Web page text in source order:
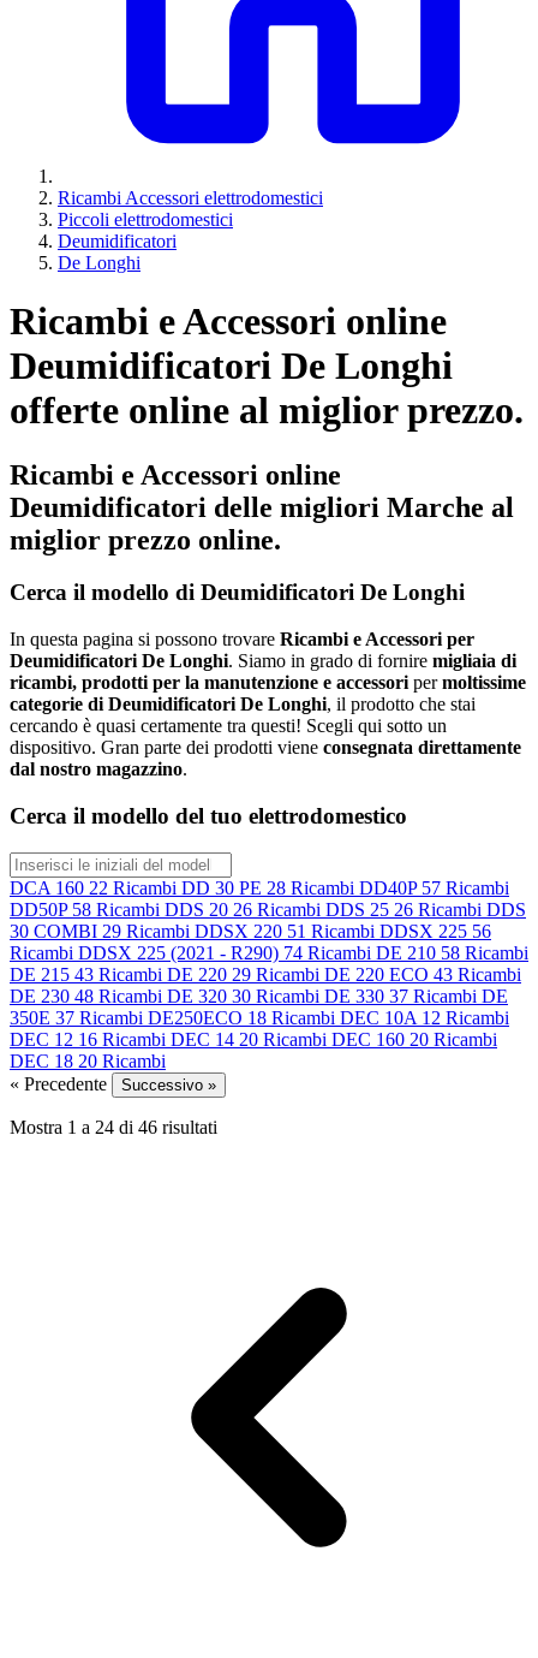
Ricambi Accessori elettrodomestici
Piccoli elettrodomestici
Deumidificatori
De Longhi
Ricambi e Accessori online
Deumidificatori De Longhi
offerte online al miglior prezzo.
Ricambi e Accessori online
Deumidificatori delle migliori Marche al
miglior prezzo online.
Cerca il modello di Deumidificatori De Longhi
In questa pagina si possono trovare Ricambi e Accessori per
Deumidificatori De Longhi. Siamo in grado di fornire migliaia di
ricambi, prodotti per la manutenzione e accessori permoltissime
categorie di Deumidificatori De Longhi, il prodotto che stai
cercando è quasi certamente tra questi! Scegli qui sotto un
dispositivo. Gran parte dei prodotti viene consegnata direttamente
dal nostro magazzino.
Cerca il modello del tuo elettrodomestico
DCA 160 22 Ricambi DD 30 PE 28 Ricambi DD40P 57 Ricambi
DD50P 58 Ricambi DDS 20 26 Ricambi DDS 25 26 Ricambi DDS
30 COMBI 29 Ricambi DDSX 220 51 Ricambi DDSX 225 56
Ricambi DDSX 225 (2021 - R290) 74 Ricambi DE 210 58 Ricambi
DE 215 43 Ricambi DE 220 29 Ricambi DE 220 ECO 43 Ricambi
DE 230 48 Ricambi DE 320 30 Ricambi DE 330 37 Ricambi DE
350E 37 Ricambi DE250ECO 18 Ricambi DEC 10A 12 Ricambi
DEC 12 16 Ricambi DEC 14 20 Ricambi DEC 160 20 Ricambi
DEC 18 20 Ricambi
« Precedente
Successivo »
Mostra 1 a 24 di 46 risultati